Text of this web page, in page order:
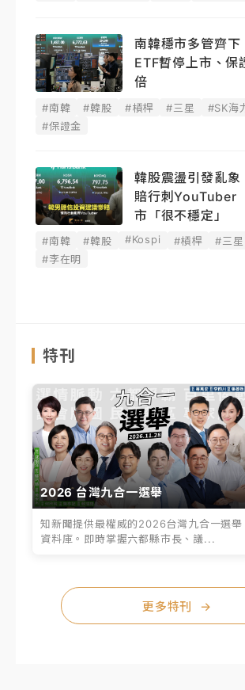
南韓穩市多管齊
ETF暫停上市、保
倍
#南韓 #韓股 #槓桿 #三星
#SK海
#保證金
韓股震盪引發亂象
賠行刺YouTuber
市「很不穩定」
#南韓 #韓股 #Kospi #槓桿 #三星
#李在明
特刊
2026 台灣九合一選舉
知新聞提供最權威的2026台灣九合一選舉
資料庫。即時掌握六都縣市長、議...
更多特刊 →